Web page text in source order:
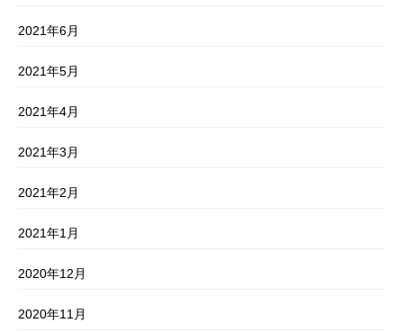
2021年6月
2021年5月
2021年4月
2021年3月
2021年2月
2021年1月
2020年12月
2020年11月